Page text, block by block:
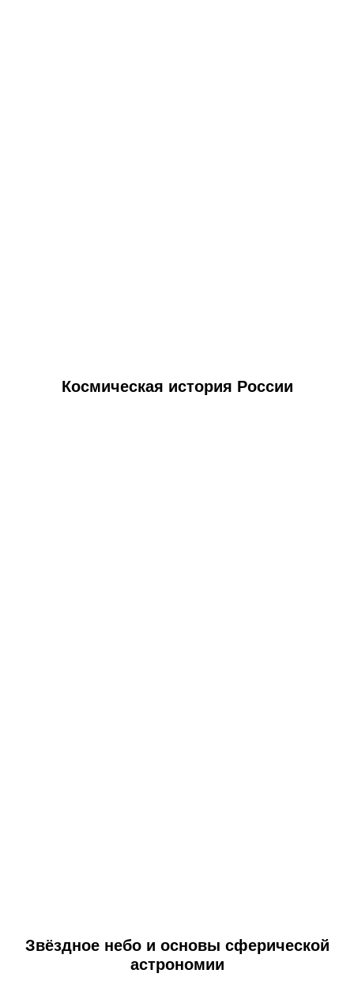
Космическая история России
Звёздное небо и основы сферической
астрономии